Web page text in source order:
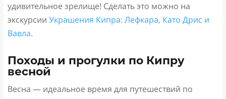
удивительное зрелище! Сделать это можно на
экскурсииУкрашения Кипра: Лефкара, Като Дрис и
Вавла.
Походы и прогулки по Кипру
весной
Весна — идеальное время для путешествий по